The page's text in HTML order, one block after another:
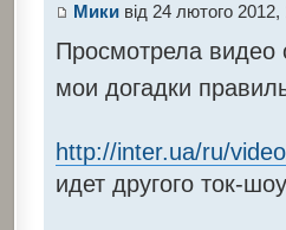
Микивід 24 лютого 2012,
Просмотрела видео
мои догадки
http://inter.ua/ru/
идет другого ток-